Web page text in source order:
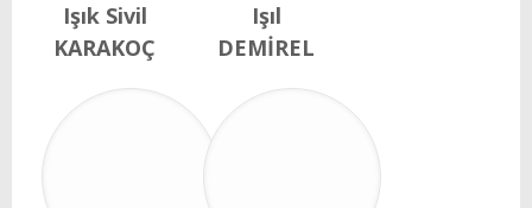
Işık Sivil
KARAKOÇ
Işıl
DEMİREL